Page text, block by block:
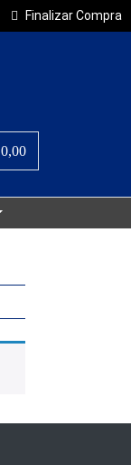
Finalizar Compra
0,00